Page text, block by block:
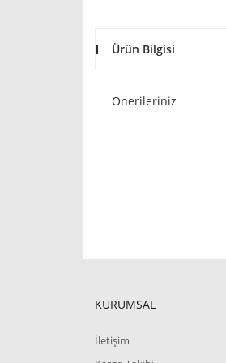
Ürün Bilgisi
Önerileriniz
KURUMSAL
İletişim